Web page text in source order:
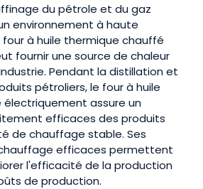
du pétrole et du gaz
environnement à haute
à huile thermique chauffé
fournir une source de chaleur
Pendant la distillation et
pétroliers, le four à huile
assure un
efficaces des produits
de chauffage stable. Ses
efficaces permettent
l'efficacité de la production
de production.